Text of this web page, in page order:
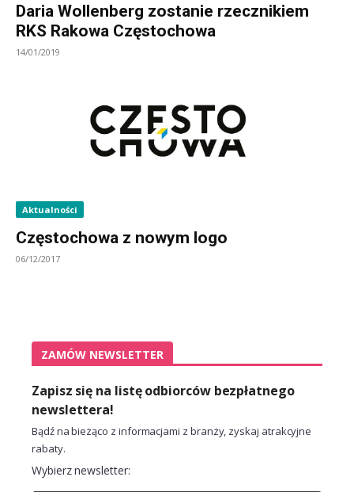
Daria Wollenberg zostanie rzecznikiem
RKS Rakowa Częstochowa
14/01/2019
Aktualności
Częstochowa z nowym logo
06/12/2017
ZAMÓW NEWSLETTER
Zapisz się na listę odbiorców bezpłatnego
newslettera!
Bądź na bieżąco z informacjami z branży, zyskaj atrakcyjne
rabaty.
Wybierz newsletter: